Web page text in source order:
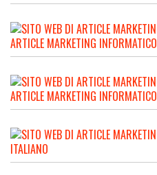
ARTICLE MARKETING INFORMATICO
ARTICLE MARKETING INFORMATICO
ITALIANO